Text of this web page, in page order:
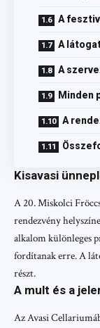
A
A
A
Minden
A
Kisavasi
A 20. Miskolci
rendezvény
alkalom különleges
fordítanak erre. A
részt.
A mult és a
Az Avasi